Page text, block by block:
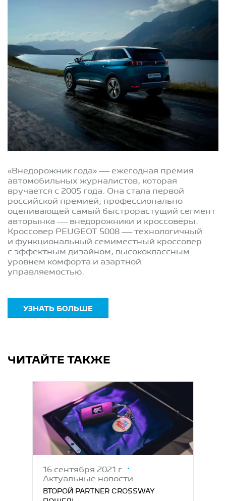
«Внедорожник года» — ежегодная премия
автомобильных журналистов, которая
вручается с 2005 года. Она стала первой
российской премией, профессионально
оценивающей самый быстрорастущий сегмент
авторынка — внедорожники и кроссоверы.
Кроссовер PEUGEOT 5008 — технологичный
и функциональный семиместный кроссовер
с эффектным дизайном, высококлассным
уровнем комфорта и азартной
управляемостью.
УЗНАТЬ БОЛЬШЕ
ЧИТАЙТЕ ТАКЖЕ
16 сентября 2021 г.
Актуальные новости
ВТОРОЙ PARTNER CROSSWAY